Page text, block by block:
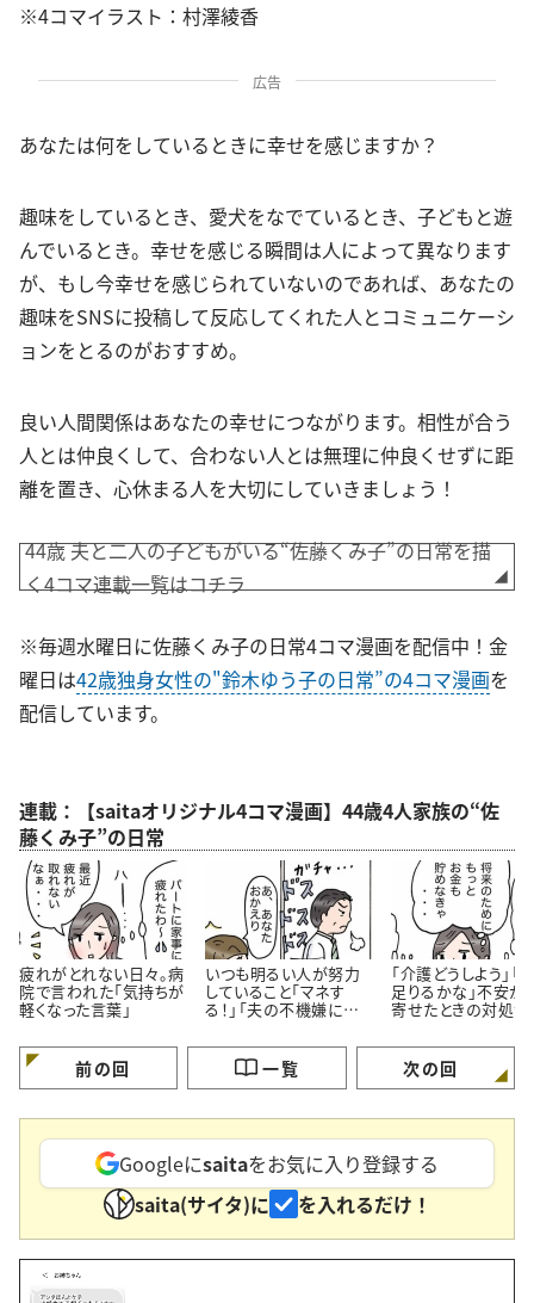
※4コマイラスト：村澤綾香
広告
あなたは何をしているときに幸せを感じますか？
趣味をしているとき、愛犬をなでているとき、子どもと遊
んでいるとき。幸せを感じる瞬間は人によって異なります
が、もし今幸せを感じられていないのであれば、あなたの
趣味をSNSに投稿して反応してくれた人とコミュニケーシ
ョンをとるのがおすすめ。
良い人間関係はあなたの幸せにつながります。相性が合う
人とは仲良くして、合わない人とは無理に仲良くせずに距
離を置き、心休まる人を大切にしていきましょう！
44歳 夫と二人の子どもがいる“佐藤くみ子”の日常を描
く4コマ連載一覧はコチラ
※毎週水曜日に佐藤くみ子の日常4コマ漫画を配信中！金
曜日は42歳独身女性の"鈴木ゆう子の日常”の4コマ漫画を
配信しています。
連載：【saitaオリジナル4コマ漫画】44歳4人家族の“佐
藤くみ子”の日常
疲れがとれない日々。病
院で言われた「気持ちが
軽くなった言葉」
いつも明るい人が努力
していること「マネす
る！」「夫の不機嫌に振
漫画＞
「介護どうしよう」「
足りるかな」不安が
寄せたときの対処
前の回 一覧 次の回
Googleにsaitaをお気に入り登録する
saita(サイタ)に
を入れるだけ！